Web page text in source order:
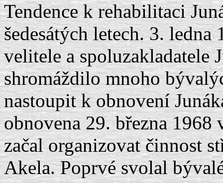
Tendence k rehabilitaci
šedesátých letech. 3.
velitele a spoluzakladatele
shromáždilo mnoho
nastoupit k obnovení
obnovena 29. března
začal organizovat činnost
Akela. Poprvé svolal